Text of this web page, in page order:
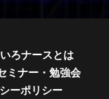
ろナースとは
ミナー・勉強会
ーポリシー